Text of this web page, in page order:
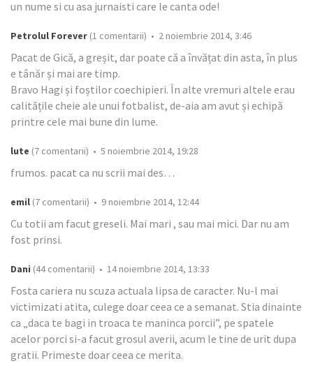
un nume si cu asa jurnaisti care le canta ode!
Petrolul Forever (1 comentarii) • 2 noiembrie 2014, 3:46
Pacat de Gică, a greșit, dar poate că a învățat din asta, în plus
e tânăr și mai are timp.
Bravo Hagi și foștilor coechipieri. În alte vremuri altele erau
calitățile cheie ale unui fotbalist, de-aia am avut și echipă
printre cele mai bune din lume.
lute (7 comentarii) • 5 noiembrie 2014, 19:28
frumos. pacat ca nu scrii mai des…
emil (7 comentarii) • 9 noiembrie 2014, 12:44
Cu totii am facut greseli. Mai mari , sau mai mici. Dar nu am
fost prinsi.
Dani (44 comentarii) • 14 noiembrie 2014, 13:33
Fosta cariera nu scuza actuala lipsa de caracter. Nu-l mai
victimizati atita, culege doar ceea ce a semanat. Stia dinainte
ca „daca te bagi in troaca te maninca porcii”, pe spatele
acelor porci si-a facut grosul averii, acum le tine de urit dupa
gratii. Primeste doar ceea ce merita.